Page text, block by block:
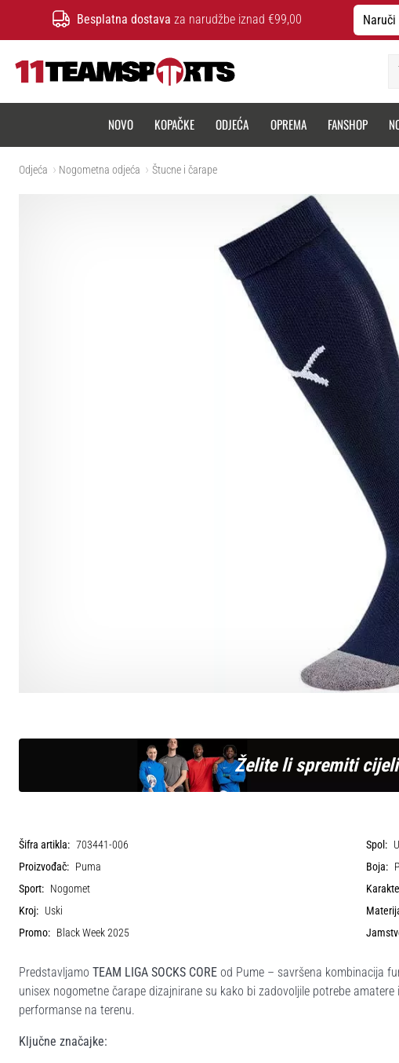
Besplatna dostava za narudžbe iznad €99,00
NOVO KOPAČKE ODJEĆA OPREMA FANSHOP
Odjeća Nogometna odjeća Štucne i čarape
Želite li spremiti
Šifra artikla: 703441-006 Spol:
Proizvođač: Puma Boja:
Sport: Nogomet
Kroj: Uski
Promo: Black Week 2025
Predstavljamo TEAM LIGA SOCKS CORE od Pume – savršena kombinacija
unisex nogometne čarape dizajnirane su kako bi zadovoljile potrebe
performanse na terenu.
Ključne značajke: